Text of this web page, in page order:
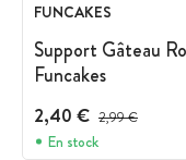
FUNCAKES
Support Gâteau
Funcakes
2,40 € Prix avant
2,99 €
En stock